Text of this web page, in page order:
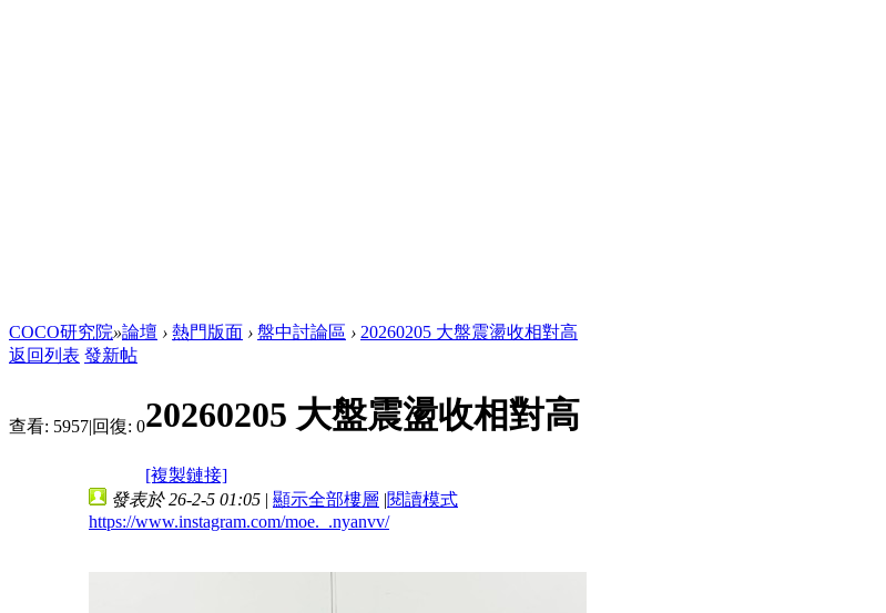
COCO研究院»論壇 › 熱門版面 › 盤中討論區 › 20260205 大盤震盪收相對高
返回列表 發新帖
查看: 5957|回復: 020260205 大盤震盪收相對高
[複製鏈接]
發表於 26-2-5 01:05 | 顯示全部樓層 |閱讀模式
https://www.instagram.com/moe._.nyanvv/